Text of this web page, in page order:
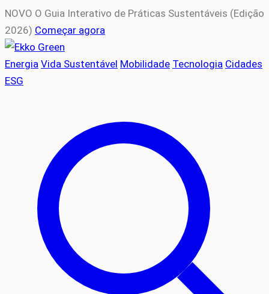
NOVO O Guia Interativo de Práticas Sustentáveis (Edição
2026) Começar agora
Energia Vida Sustentável Mobilidade Tecnologia Cidades
ESG